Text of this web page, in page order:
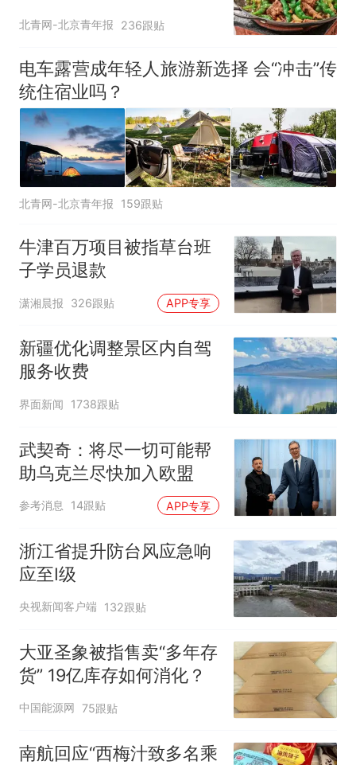
北青网-北京青年报 236跟贴
电车露营成年轻人旅游新选择 会“冲击”传
统住宿业吗？
北青网-北京青年报 159跟贴
牛津百万项目被指草台班
子学员退款
潇湘晨报 326跟贴 APP专享
新疆优化调整景区内自驾
服务收费
界面新闻 1738跟贴
武契奇：将尽一切可能帮
助乌克兰尽快加入欧盟
参考消息 14跟贴 APP专享
浙江省提升防台风应急响
应至Ⅰ级
央视新闻客户端 132跟贴
大亚圣象被指售卖“多年存
货” 19亿库存如何消化？
中国能源网 75跟贴
南航回应“西梅汁致多名乘